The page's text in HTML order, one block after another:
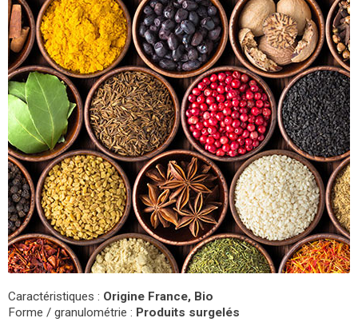
Caractéristiques : Origine France, Bio
Forme / granulométrie : Produits surgelés